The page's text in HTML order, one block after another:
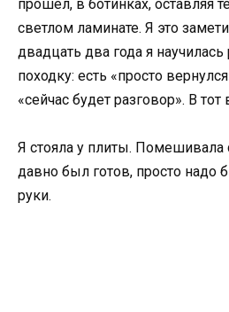
прошёл, в ботинках, оставляя
светлом ламинате. Я это
двадцать два года я научилась
походку: есть «просто
«сейчас будет разговор». В
Я стояла у плиты. Помешивала
давно был готов, просто надо
руки.